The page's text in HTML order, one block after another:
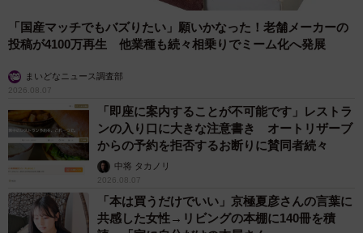
「国産マッチでもバズりたい」願いかなった！老舗メーカーの
投稿が4100万再生 他業種も続々相乗りでミーム化へ発展
まいどなニュース調査部
2026.08.07
「即座に案内することが不可能です」レストラ
ンの入り口に大きな注意書き オートリザーブ
からの予約を拒否するお断りに賛同者続々
中将 タカノリ
2026.08.07
「本は買うだけでいい」京極夏彦さんの言葉に
共感した女性→リビングの本棚に140冊を積